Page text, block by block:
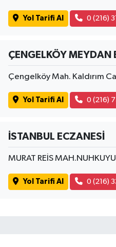
Yol Tarifi Al 0 (216)
ÇENGELKÖY MEYDAN
Çengelköy Mah. Kaldırım
Yol Tarifi Al 0 (216)
İSTANBUL ECZANESİ
MURAT REİS
Yol Tarifi Al 0 (216)